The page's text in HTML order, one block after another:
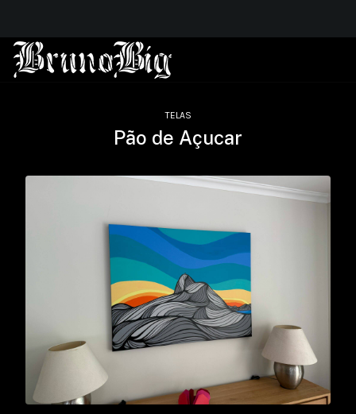
TELAS
Pão de Açucar